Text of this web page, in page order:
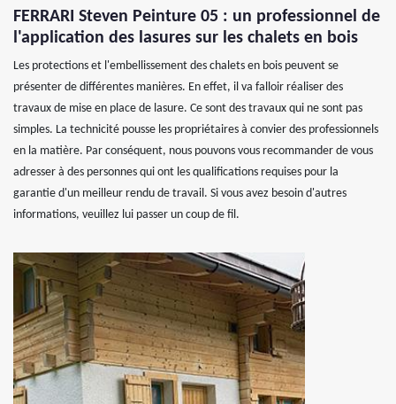
FERRARI Steven Peinture 05 : un professionnel de
l'application des lasures sur les chalets en bois
Les protections et l'embellissement des chalets en bois peuvent se
présenter de différentes manières. En effet, il va falloir réaliser des
travaux de mise en place de lasure. Ce sont des travaux qui ne sont pas
simples. La technicité pousse les propriétaires à convier des professionnels
en la matière. Par conséquent, nous pouvons vous recommander de vous
adresser à des personnes qui ont les qualifications requises pour la
garantie d'un meilleur rendu de travail. Si vous avez besoin d'autres
informations, veuillez lui passer un coup de fil.